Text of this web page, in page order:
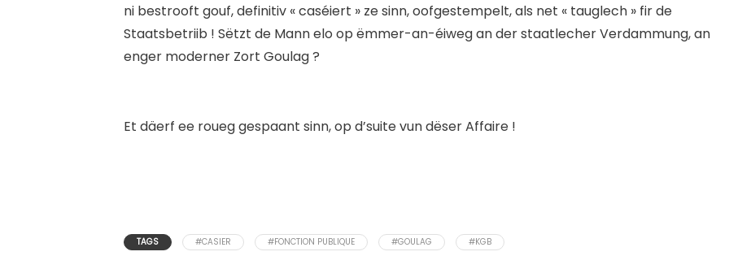
ni bestrooft gouf, definitiv « caséiert » ze sinn, oofgestempelt, als net « tauglech » fir de
Staatsbetriib ! Sëtzt de Mann elo op ëmmer-an-éiweg an der staatlecher Verdammung, an
enger moderner Zort Goulag ?
Et däerf ee roueg gespaant sinn, op d’suite vun dëser Affaire !
TAGS #CASIER #FONCTION PUBLIQUE #GOULAG #KGB